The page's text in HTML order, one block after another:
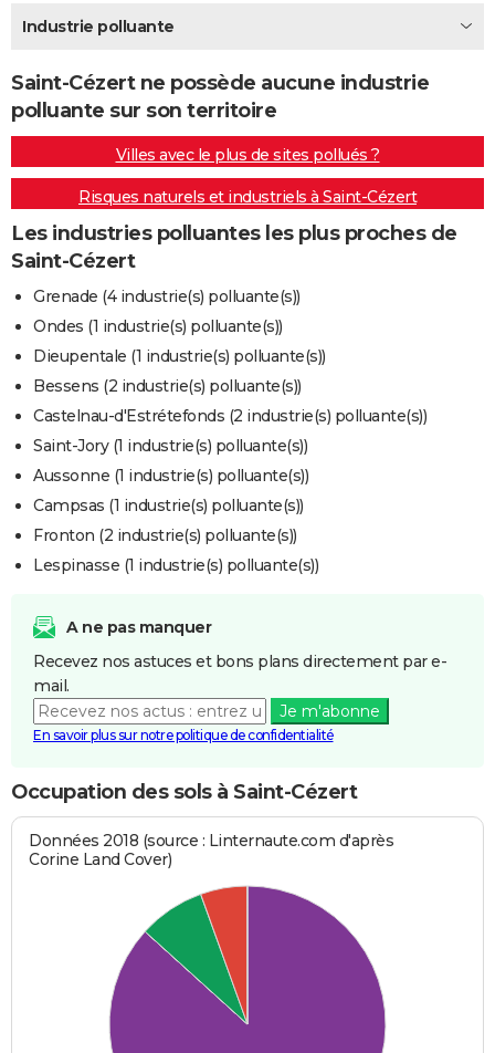
Destinations
City break
Voyage nature
Voyage de noces
Forum
Climat
+PHOTO
GUIDES D'ACHAT
BONS PLANS
CARTE DE VOEUX
Carte de Noël
Carte Bonne année
Carte Saint-Valentin
Carte Pâques
Carte d'anniversaire
DICTIONNAIRE
Dictionnaire
Biographies
Citations
Expressions
Proverbes
PROGRAMME TV
COPAINS D'AVANT
S'inscrire
Se connecter
Lycées
Collèges
Primaires
Universités
Entreprises
Service militaire
Avis de recherche
AVIS DE DÉCÈS
FORUM
Bricolage
Lifestyle
Culture
Sport
Auto
Television
Voyage
Cinema
Industrie polluante
Saint-Cézert ne possède aucune industrie
polluante sur son territoire
Villes avec le plus de sites pollués ?
Risques naturels et industriels à Saint-Cézert
Les industries polluantes les plus proches de
Saint-Cézert
Grenade (4 industrie(s) polluante(s))
Ondes (1 industrie(s) polluante(s))
Dieupentale (1 industrie(s) polluante(s))
Bessens (2 industrie(s) polluante(s))
Castelnau-d'Estrétefonds (2 industrie(s) polluante(s))
Saint-Jory (1 industrie(s) polluante(s))
Aussonne (1 industrie(s) polluante(s))
Campsas (1 industrie(s) polluante(s))
Fronton (2 industrie(s) polluante(s))
Lespinasse (1 industrie(s) polluante(s))
A ne pas manquer
Recevez nos astuces et bons plans directement par e-
mail.
Je m'abonne
En savoir plus sur notre politique de confidentialité
Occupation des sols à Saint-Cézert
Données 2018 (source : Linternaute.com d'après
Corine Land Cover)